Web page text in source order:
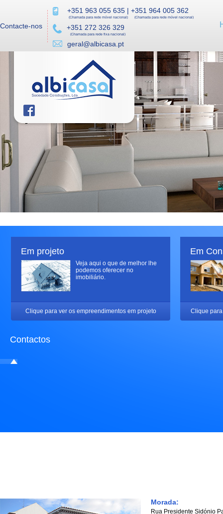
Contacte-nos
+351 963 055 635 | +351 964 005 362
(Chamada para rede móvel nacional) (Chamada para rede móvel nacional)
+351 272 326 329
(Chamada para rede fixa nacional)
geral@albicasa.pt
Moradias... projetos... T2, T3...
Lotes de terreno...
Novidades, oportunidades? Veja em baixo!
Em projeto
Veja aqui o que de melhor lhe
podemos oferecer no
imobiliário.
Clique para ver os empreendimentos em projeto
Em
Clique
Contactos
Morada:
Rua Presidente Sidónio